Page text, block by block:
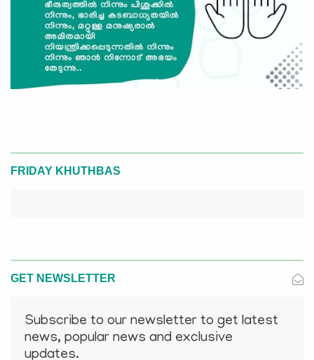
FRIDAY KHUTHBAS
GET NEWSLETTER
Subscribe to our newsletter to get latest
news, popular news and exclusive
updates.